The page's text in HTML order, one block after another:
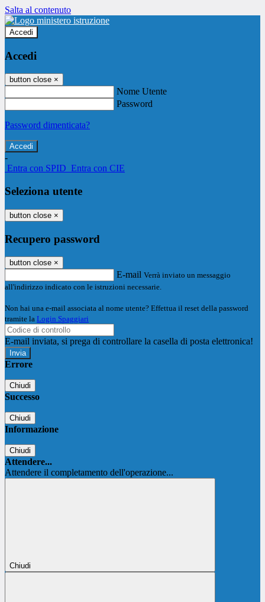
Salta al contenuto
Accedi
Accedi
button close ×
Nome Utente
Password
Password dimenticata?
-
Entra con SPID Entra con CIE
Seleziona utente
button close ×
Recupero password
button close ×
E-mail Verrà inviato un messaggio
all'indirizzo indicato con le istruzioni necessarie.
Non hai una e-mail associata al nome utente? Effettua il reset della password
tramite la Login Spaggiari
E-mail inviata, si prega di controllare la casella di posta elettronica!
Errore
Chiudi
Successo
Chiudi
Informazione
Chiudi
Attendere...
Attendere il completamento dell'operazione...
Chiudi